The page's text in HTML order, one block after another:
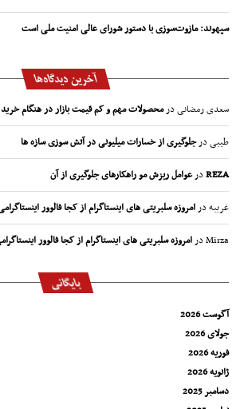
سپهوند:‌ مازوت‌سوزی با دستور شورای عالی امنیت ملی است
آخرین دیدگاه‌ها
سعدی رمضانیدرمحصولات مهم و کم قیمت بازار در هنگام خرید
طیبیدرجلوگیری از خسارات میلیونی در آتش سوزی سازه ها
REZAدرعوامل ریزش مو راهکارهای جلوگیری از آن
غریبهدرامروزه سلبریتی های اینستاگرام از کجا فالوور
Mirzaدرامروزه سلبریتی های اینستاگرام از کجا فالوور
بایگانی
آگوست 2026
جولای 2026
فوریه 2026
ژانویه 2026
دسامبر 2025